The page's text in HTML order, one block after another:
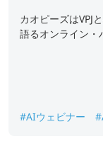
カオピーズはVPJ
語るオンライン・
#AIウェビナー